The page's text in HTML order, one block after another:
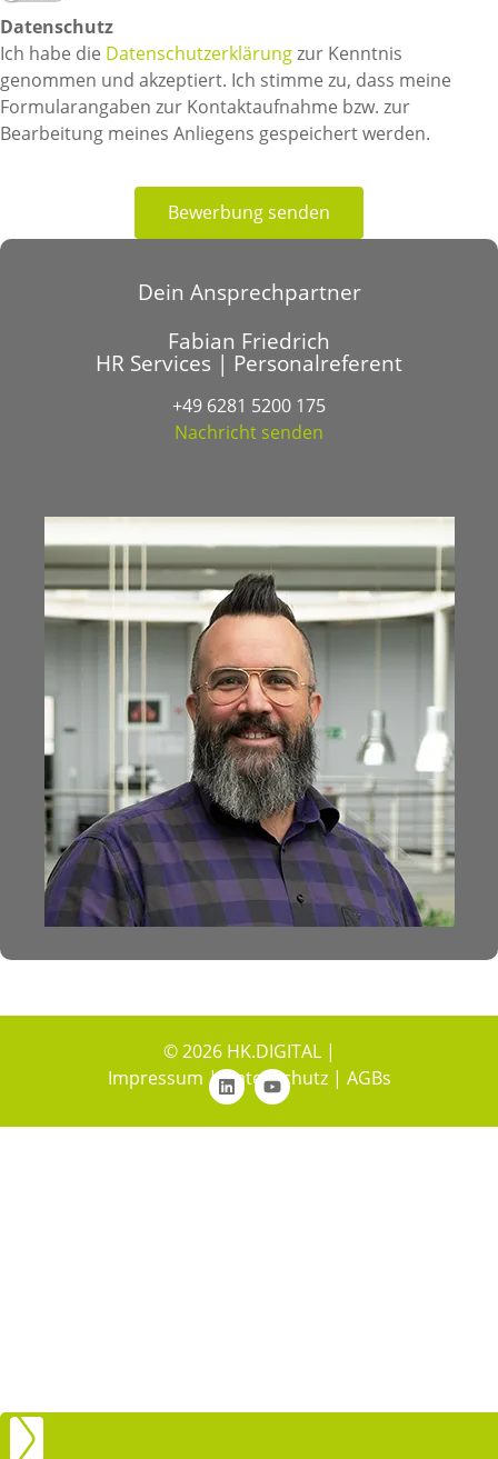
Datenschutz
Ich habe die Datenschutzerklärungzur Kenntnis
genommen und akzeptiert. Ich stimme zu, dass meine
Formularangaben zur Kontaktaufnahme bzw. zur
Bearbeitung meines Anliegens gespeichert werden.
Bewerbung senden
Dein Ansprechpartner
Fabian Friedrich
HR Services | Personalreferent
+49 6281 5200 175
Nachricht senden
© 2026 HK.DIGITAL |
Impressum |Datenschutz| AGBs